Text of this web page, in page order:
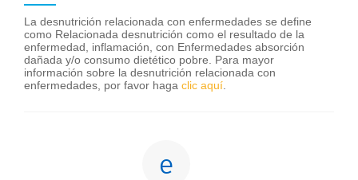
La desnutrición relacionada con enfermedades se define
como Relacionada desnutrición como el resultado de la
enfermedad, inflamación, con Enfermedades absorción
dañada y/o consumo dietético pobre. Para mayor
información sobre la desnutrición relacionada con
enfermedades, por favor haga clic aquí
e